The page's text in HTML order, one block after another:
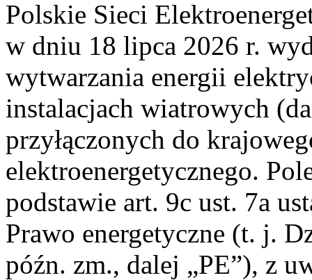
Polskie Sieci
w dniu 18 lipca 2026 r.
wytwarzania energii
instalacjach wiatrowych
przyłączonych do
elektroenergetycznego.
podstawie art. 9c ust. 7a
Prawo energetyczne (t. j.
późn. zm., dalej „PE”), z